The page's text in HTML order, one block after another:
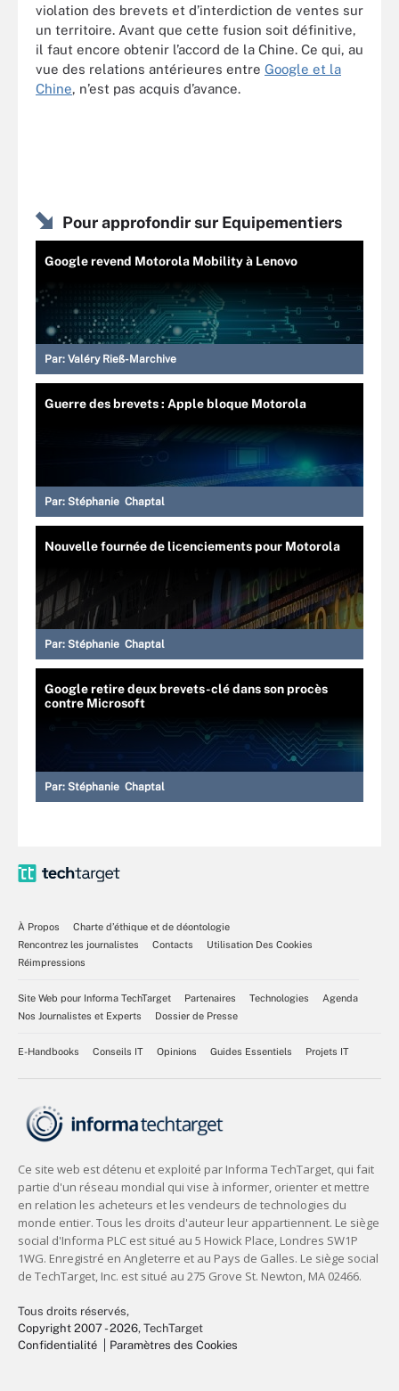
violation des brevets et d’interdiction de ventes sur
un territoire. Avant que cette fusion soit définitive,
il faut encore obtenir l’accord de la Chine. Ce qui, au
vue des relations antérieures entre Google et la
Chine, n’est pas acquis d’avance.
Pour approfondir sur Equipementiers
Google revend Motorola Mobility à Lenovo
Par: Valéry Rieß-Marchive
Guerre des brevets : Apple bloque Motorola
Par: Stéphanie Chaptal
Nouvelle fournée de licenciements pour Motorola
Par: Stéphanie Chaptal
Google retire deux brevets-clé dans son procès
contre Microsoft
Par: Stéphanie Chaptal
À Propos
Charte d’éthique et de déontologie
Rencontrez les journalistes
Contacts
Utilisation Des Cookies
Réimpressions
Site Web pour Informa TechTarget Partenaires Technologies
Agenda
Nos Journalistes et Experts
Dossier de Presse
E-Handbooks Conseils IT Opinions Guides Essentiels Projets IT
Tous droits réservés,
Copyright 2007 - 2026, TechTarget
Confidentialité
Paramètres des Cookies